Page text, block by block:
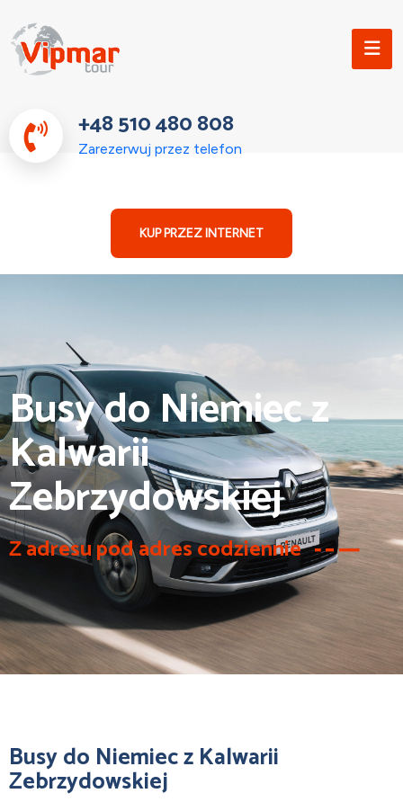
+48 510 480 808
Zarezerwuj przez telefon
KUP PRZEZ INTERNET
Busy do Niemiec z
Kalwarii
Zebrzydowskiej
Z adresu pod adres codziennie
Busy do Niemiec z Kalwarii
Zebrzydowskiej